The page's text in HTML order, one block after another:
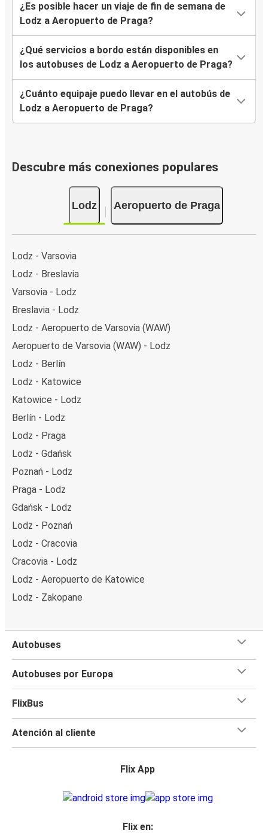
¿Es posible hacer un viaje de fin de semana de
Lodz a Aeropuerto de Praga?
¿Qué servicios a bordo están disponibles en
los autobuses de Lodz a Aeropuerto de Praga?
¿Cuánto equipaje puedo llevar en el autobús de
Lodz a Aeropuerto de Praga?
Descubre más conexiones populares
Lodz Aeropuerto de Praga
Lodz - Varsovia
Lodz - Breslavia
Varsovia - Lodz
Breslavia - Lodz
Lodz - Aeropuerto de Varsovia (WAW)
Aeropuerto de Varsovia (WAW) - Lodz
Lodz - Berlín
Lodz - Katowice
Katowice - Lodz
Berlín - Lodz
Lodz - Praga
Lodz - Gdańsk
Poznań - Lodz
Praga - Lodz
Gdańsk - Lodz
Lodz - Poznań
Lodz - Cracovia
Cracovia - Lodz
Lodz - Aeropuerto de Katowice
Lodz - Zakopane
Autobuses
Autobuses por Europa
FlixBus
Atención al cliente
Flix App
Flix en: